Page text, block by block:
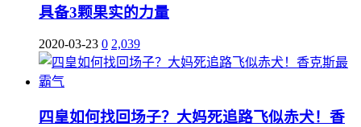
具备3颗果实的力量
2020-03-23 0 2,039
四皇如何找回场子？大妈死追路飞似赤犬！香